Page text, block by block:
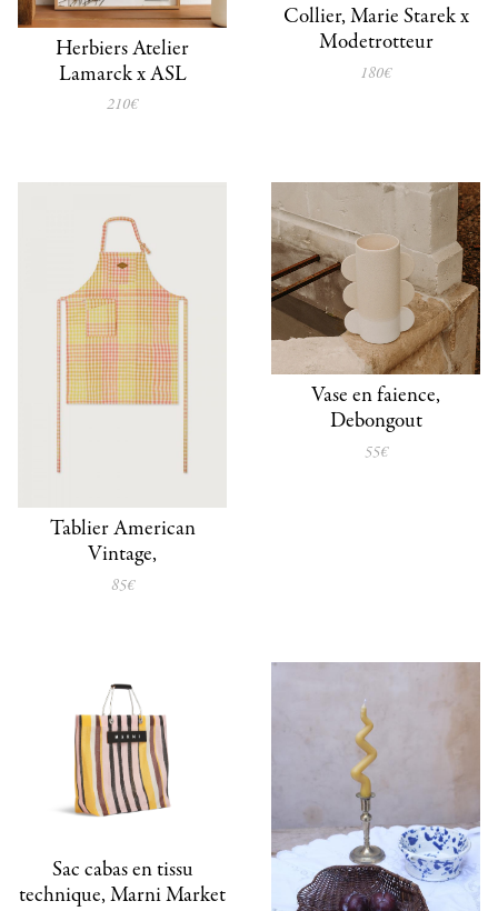
Herbiers Atelier
Lamarck x ASL
210€
Collier, Marie Starek x
Modetrotteur
180€
Tablier American
Vintage,
85€
Vase en faience,
Debongout
55€
Sac cabas en tissu
technique, Marni Market